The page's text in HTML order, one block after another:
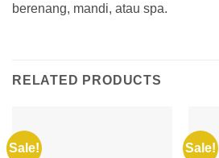
berenang, mandi, atau spa.
RELATED PRODUCTS
Sale! Sale!